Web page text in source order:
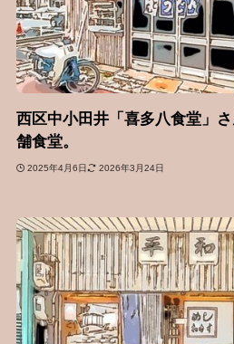
西区中小田井「喜多八食堂」
舗食堂。
2025年4月6日 2026年3月24日